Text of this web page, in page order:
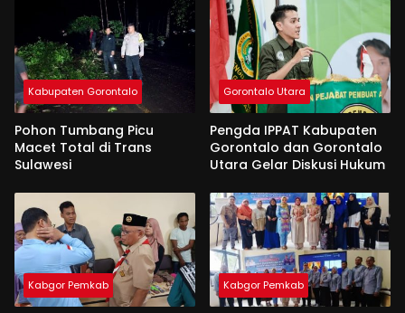
Kabupaten Gorontalo
Pohon Tumbang Picu
Macet Total di Trans
Sulawesi
Gorontalo Utara
Pengda IPPAT Kabupaten
Gorontalo dan Gorontalo
Utara Gelar Diskusi Hukum
Kabgor Pemkab Kabgor Pemkab